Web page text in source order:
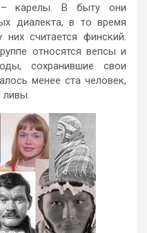
– карелы. В быту они
диалекта, в то время
считается финский.
относятся вепсы и
сохранившие свои
менее ста человек,
ливы.